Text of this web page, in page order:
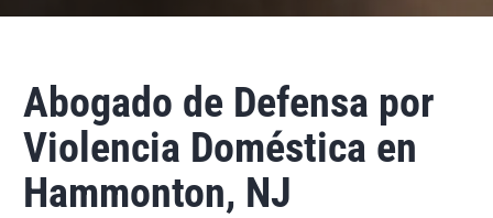
Abogado de Defensa por
Violencia Doméstica en
Hammonton, NJ